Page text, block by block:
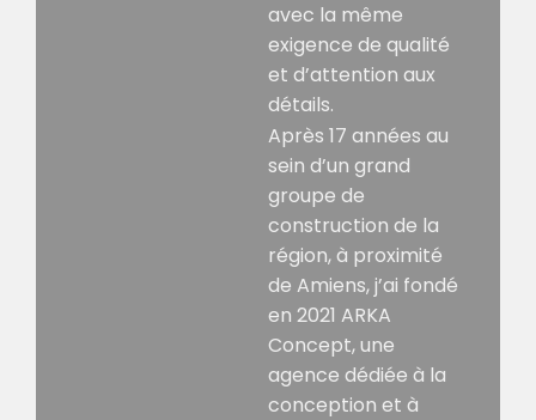
avec la même
exigence de qualité
et d’attention aux
détails.
Après 17 années au
sein d’un grand
groupe de
construction de la
région, à proximité
de Amiens, j’ai fondé
en 2021 ARKA
Concept, une
agence dédiée à la
conception et à